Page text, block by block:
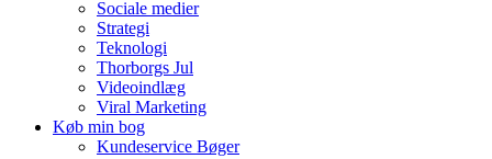
Sociale medier
Strategi
Teknologi
Thorborgs Jul
Videoindlæg
Viral Marketing
Køb min bog
Kundeservice Bøger